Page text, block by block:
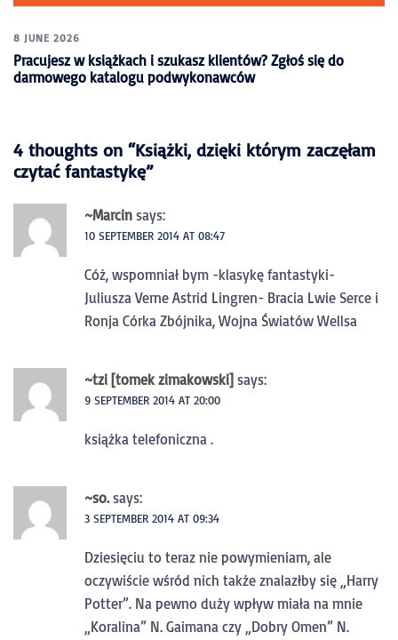
8 JUNE 2026
Pracujesz w książkach i szukasz klientów? Zgłoś się do
darmowego katalogu podwykonawców
4 thoughts on “Książki, dzięki którym zaczęłam
czytać fantastykę”
~Marcin says:
10 SEPTEMBER 2014 AT 08:47
Cóż, wspomniał bym -klasykę fantastyki-
Juliusza Verne Astrid Lingren- Bracia Lwie Serce i
Ronja Córka Zbójnika, Wojna Światów Wellsa
~tzi [tomek zimakowski] says:
9 SEPTEMBER 2014 AT 20:00
książka telefoniczna .
~so. says:
3 SEPTEMBER 2014 AT 09:34
Dziesięciu to teraz nie powymieniam, ale
oczywiście wśród nich także znalazłby się „Harry
Potter”. Na pewno duży wpływ miała na mnie
„Koralina” N. Gaimana czy „Dobry Omen” N.